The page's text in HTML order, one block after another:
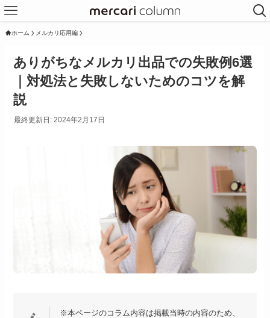
ホーム メルカリ応用編
ありがちなメルカリ出品での失敗例6選
｜対処法と失敗しないためのコツを解
説
最終更新日: 2024年2月17日
※本ページのコラム内容は掲載当時の内容のため、